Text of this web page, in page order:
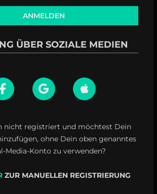
ANMELDEN
ÜBER SOZIALE MEDIEN
nicht registriert und möchtest Dein
ohne Dein oben genanntes
Media-Konto zu verwenden?
ZUR MANUELLEN REGISTRIERUNG